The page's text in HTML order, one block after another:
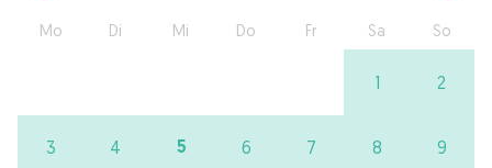
Mo Di Mi Do Fr Sa So
1 2
3 4 5 6 7 8 9